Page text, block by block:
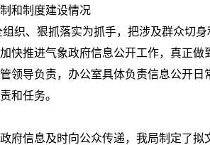
和制度建设情况
织、狠抓落实为抓手，把涉及群众切身
快推进气象政府信息公开工作，真正做
领导负责，办公室具体负责信息公开日
和任务。
府信息及时向公众传递，我局制定了拟